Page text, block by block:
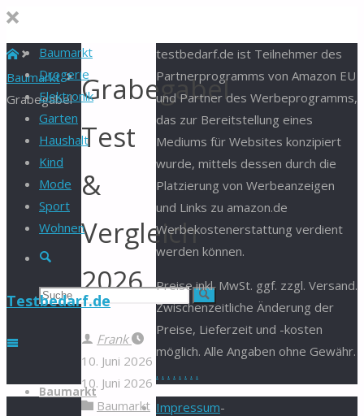
Baumarkt
Drogerie
Elektronik
Garten
Haushalt
Kind
Mode
Sport
Wohnen
Suche
Suchen Suche
Testbedarf.de
Zum
Baumarkt
Start
Baumarkt
Grabegabel Grabegabel
Test
&
Vergleich
2026
Frank
10. Juni 2026
10. Juni 2026
Baumarkt
testbedarf.de ist Teilnehmer des
Partnerprogramms von Amazon EU
und Partner des Werbeprogramms,
das zur Bereitstellung eines
Mediums für Websites konzipiert
wurde, mittels dessen durch die
Platzierung von Werbeanzeigen
und Links zu amazon.de
Werbekostenerstattung verdient
werden können.
Preise inkl. MwSt. ggf. zzgl. Versand.
Zwischenzeitliche Änderung der
Preise, Lieferzeit und -kosten
möglich. Alle Angaben ohne Gewähr.
. . . . . . . .
Impressum-